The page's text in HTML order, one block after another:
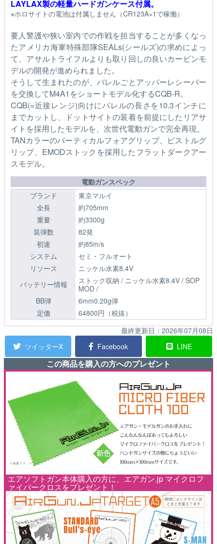
LAYLAX製の軽量ハードガンケース付属。
※ホロサイトの電池は付属しません（CR123A×1で稼働）
要人警護や狭い室内での作戦を担当することが多くなっ
たアメリカ海軍特殊部隊SEALs(シールズ)の求めによっ
て、アサルトライフルよりも取り回しの良いカービンモ
デルの開発が進められました。
そうして生まれたのが、バレルごとアッパーレシーバー
を交換してM4A1をショートモデル化するCQB-R。
CQB(=近接レンジ)向けにバレルの長さを10.3インチに
までカットし、ドットサイトの装着を前提にしたリアサ
イトを採用したモデルを、次世代電動ガンで完全再現。
TANカラーのバーティカルフォアグリップ、ピストルグ
リップ、EMODストックを採用したフラットダークアー
スモデル。
電動ガンスペック
ブランド
東京マルイ
全長
約705mm
重量
約3300g
装弾数
82発
初速
約85m/s
システム
セミ・フルオート
リソース
ニッケル水素8.4V
バッテリー情報
ストック収納 / ニッケル水素8.4V / SOP
MOD /
BB弾
6mm0.20g弾
定価
64800円（税抜）
最終更新日： 2026年07月08日
ツイッターX
Facebook LINE
この商品を購入の方へのプレゼント
エアソフトガン本体購入の方に、エアガン.jp マイクロフ
ァイバークロスをプレゼント！